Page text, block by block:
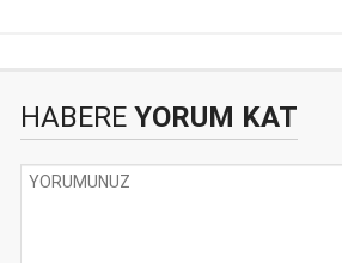
HABERE YORUM KAT